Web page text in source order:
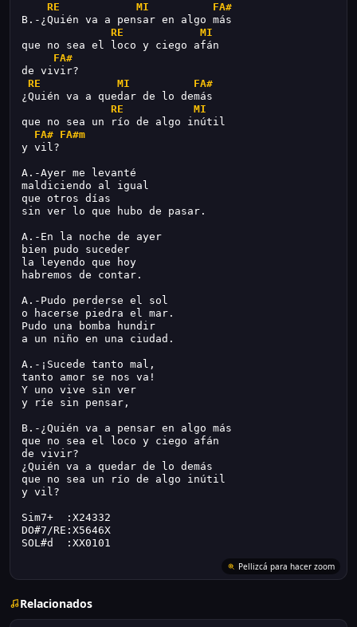
RE MI
FA#
B.-¿Quién va a pensar en algo más
RE
MI
que no sea el loco y ciego afán
FA#
de vivir?
RE
MI
FA#
¿Quién va a quedar de lo demás
RE
MI
que no sea un río de algo inútil
FA# FA#m
y vil?
A.-Ayer me levanté
maldiciendo al igual
que otros días
sin ver lo que hubo de pasar.
A.-En la noche de ayer
bien pudo suceder
la leyendo que hoy
habremos de contar.
A.-Pudo perderse el sol
o hacerse piedra el mar.
Pudo una bomba hundir
a un niño en una ciudad.
A.-¡Sucede tanto mal,
tanto amor se nos va!
Y uno vive sin ver
y ríe sin pensar,
B.-¿Quién va a pensar en algo más
que no sea el loco y ciego afán
de vivir?
¿Quién va a quedar de lo demás
que no sea un río de algo inútil
y vil?
Sim7+  :X24332
DO#7/RE:X5646X
SOL#d  :XX0101
Pellizcá para hacer zoom
Relacionados